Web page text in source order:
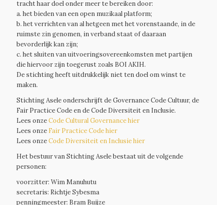
tracht haar doel onder meer te bereiken door:
a. het bieden van een open muzikaal platform;
b. het verrichten van al hetgeen met het vorenstaande, in de
ruimste zin genomen, in verband staat of daaraan
bevorderlijk kan zijn;
c. het sluiten van uitvoeringsovereenkomsten met partijen
die hiervoor zijn toegerust zoals BOI AKIH.
De stichting heeft uitdrukkelijk niet ten doel om winst te
maken.
Stichting Asele onderschrijft de Governance Code Cultuur, de
Fair Practice Code en de Code Diversiteit en Inclusie.
Lees onzeCode Cultural Governance hier
Lees onze Fair Practice Code hier
Lees onzeCode Diversiteit en Inclusie hier
Het bestuur van Stichting Asele bestaat uit de volgende
personen:
voorzitter: Wim Manuhutu
secretaris: Richtje Sybesma
penningmeester: Bram Buijze